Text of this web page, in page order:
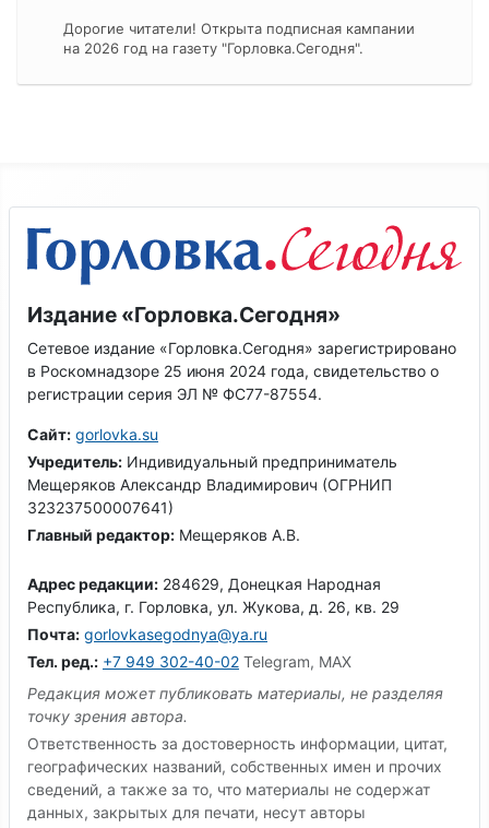
Дорогие читатели! Открыта подписная кампании
на 2026 год на газету "Горловка.Сегодня".
Издание «Горловка.Сегодня»
Сетевое издание «Горловка.Сегодня» зарегистрировано
в Роскомнадзоре 25 июня 2024 года, свидетельство о
регистрации серия ЭЛ № ФС77-87554.
Сайт: gorlovka.su
Учредитель: Индивидуальный предприниматель
Мещеряков Александр Владимирович (ОГРНИП
323237500007641)
Главный редактор: Мещеряков А.В.
Адрес редакции: 284629, Донецкая Народная
Республика, г. Горловка, ул. Жукова, д. 26, кв. 29
Почта: gorlovkasegodnya@ya.ru
Тел. ред.: +7 949 302-40-02 Telegram, MAX
Редакция может публиковать материалы, не разделяя
точку зрения автора.
Ответственность за достоверность информации, цитат,
географических названий, собственных имен и прочих
сведений, а также за то, что материалы не содержат
данных, закрытых для печати, несут авторы